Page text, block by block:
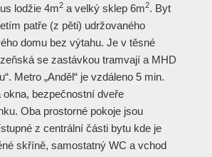
lodžie 4m2 a velký sklep 6m2. Byt
patře (z pěti) udržovaného
domu bez výtahu. Je v těsné
se zastávkou tramvají a MHD
Metro „Anděl“ je vzdáleno 5 min.
okna, bezpečnostní dveře
Oba prostorné pokoje jsou
z centrální části bytu kde je
skříně, samostatný WC a vchod